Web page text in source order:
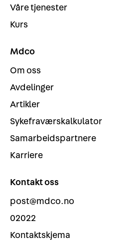
Våre tjenester
Kurs
Mdco
Om oss
Avdelinger
Artikler
Sykefraværskalkulator
Samarbeidspartnere
Karriere
Kontakt oss
post@mdco.no
02022
Kontaktskjema